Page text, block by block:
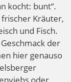
kocht: bunt“.
Kräuter,
und Fisch.
der
hier genauso